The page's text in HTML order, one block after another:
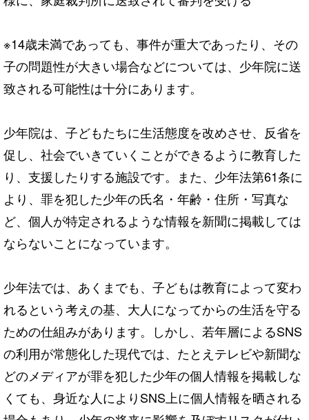
※14歳未満であっても、事件が重大であったり、その
子の問題性が大きい場合などについては、少年院に送
致される可能性は十分にあります。
少年院は、子どもたちに生活態度を改めさせ、反省を
促し、社会でいきていくことができるように教育した
り、支援したりする施設です。また、少年法第61条に
より、罪を犯した少年の氏名・年齢・住所・写真な
ど、個人が特定されるような情報を新聞に掲載しては
ならないことになっています。
少年法では、あくまでも、子どもは教育によって変わ
れるという考えの基、大人になってからの生活を守る
ための仕組みがあります。しかし、若年層によるSNS
の利用が常態化した現代では、たとえテレビや新聞な
どのメディアが罪を犯した少年の個人情報を掲載しな
くても、身近な人によりSNS上に個人情報を晒される